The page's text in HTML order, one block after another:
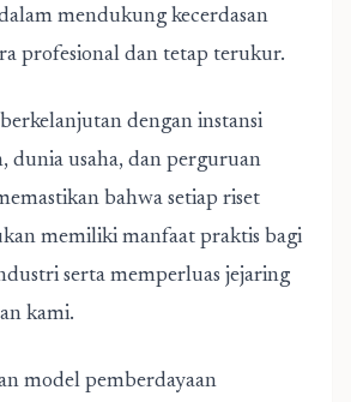
mendukung kecerdasan
profesional dan tetap terukur.
dengan instansi
dunia usaha, dan perguruan
bahwa setiap riset
memiliki manfaat praktis bagi
serta memperluas jejaring
kami.
model pemberdayaan